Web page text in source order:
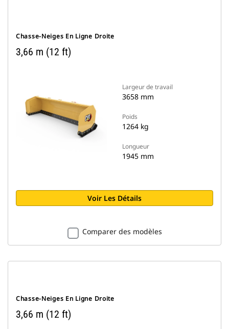
Chasse-Neiges En Ligne Droite
3,66 m (12 ft)
Largeur de travail
3658 mm
Poids
1264 kg
Longueur
1945 mm
Voir Les Détails
Comparer des modèles
Chasse-Neiges En Ligne Droite
3,66 m (12 ft)